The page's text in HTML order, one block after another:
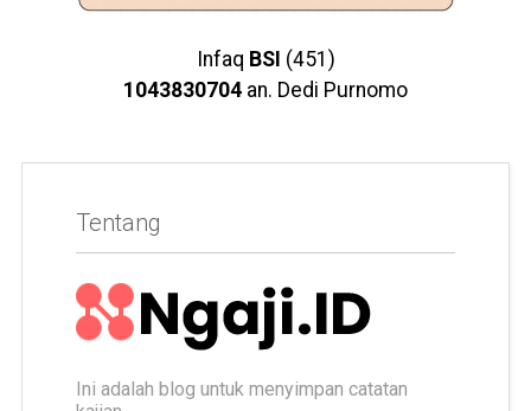
Infaq BSI (451)
1043830704 an. Dedi Purnomo
Tentang
Ini adalah blog untuk menyimpan catatan